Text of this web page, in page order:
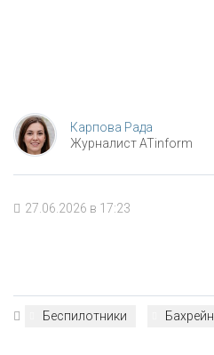
Карпова Рада
Журналист ATinform
27.06.2026 в 17:23
Беспилотники Бахрейн